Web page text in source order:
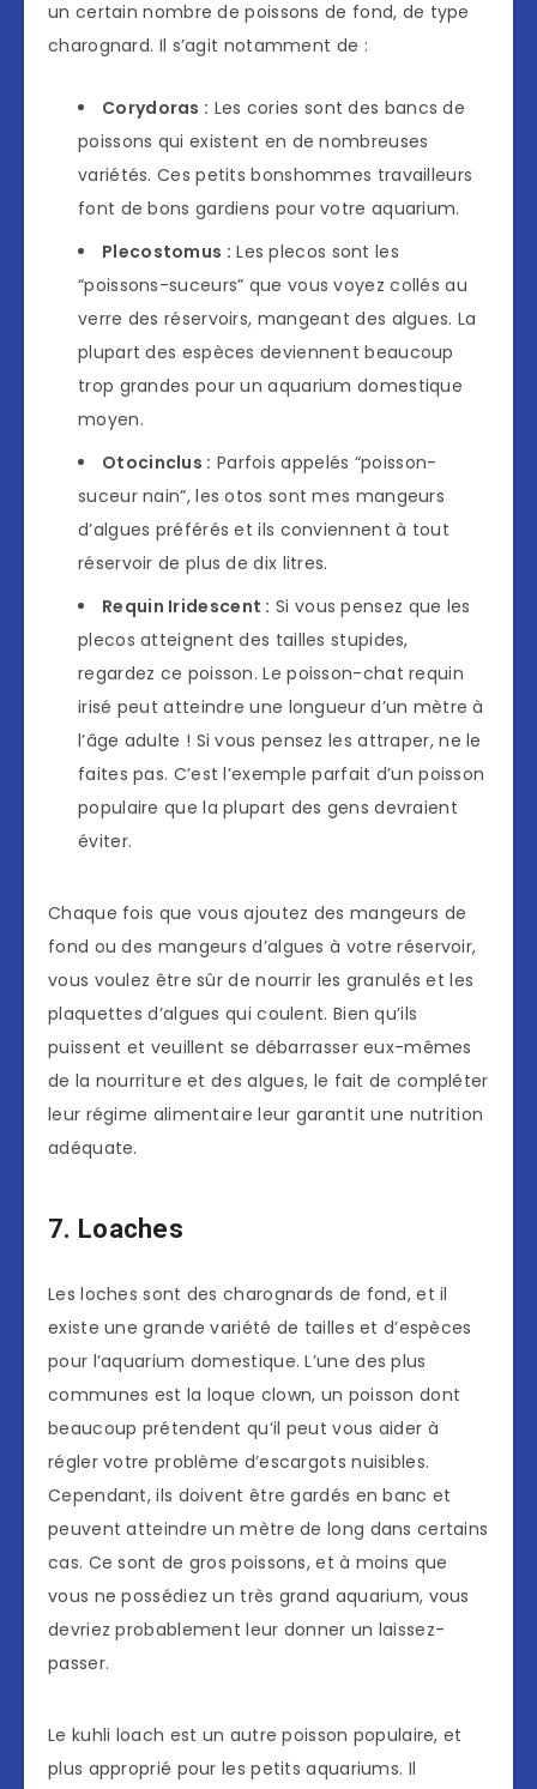
un certain nombre de poissons de fond, de type
charognard. Il s’agit notamment de :
Corydoras : Les cories sont des bancs de
poissons qui existent en de nombreuses
variétés. Ces petits bonshommes travailleurs
font de bons gardiens pour votre aquarium.
Plecostomus : Les plecos sont les
“poissons-suceurs” que vous voyez collés au
verre des réservoirs, mangeant des algues. La
plupart des espèces deviennent beaucoup
trop grandes pour un aquarium domestique
moyen.
Otocinclus : Parfois appelés “poisson-
suceur nain”, les otos sont mes mangeurs
d’algues préférés et ils conviennent à tout
réservoir de plus de dix litres.
Requin Iridescent : Si vous pensez que les
plecos atteignent des tailles stupides,
regardez ce poisson. Le poisson-chat requin
irisé peut atteindre une longueur d’un mètre à
l’âge adulte ! Si vous pensez les attraper, ne le
faites pas. C’est l’exemple parfait d’un poisson
populaire que la plupart des gens devraient
éviter.
Chaque fois que vous ajoutez des mangeurs de
fond ou des mangeurs d’algues à votre réservoir,
vous voulez être sûr de nourrir les granulés et les
plaquettes d’algues qui coulent. Bien qu’ils
puissent et veuillent se débarrasser eux-mêmes
de la nourriture et des algues, le fait de compléter
leur régime alimentaire leur garantit une nutrition
adéquate.
7. Loaches
Les loches sont des charognards de fond, et il
existe une grande variété de tailles et d’espèces
pour l’aquarium domestique. L’une des plus
communes est la loque clown, un poisson dont
beaucoup prétendent qu’il peut vous aider à
régler votre problème d’escargots nuisibles.
Cependant, ils doivent être gardés en banc et
peuvent atteindre un mètre de long dans certains
cas. Ce sont de gros poissons, et à moins que
vous ne possédiez un très grand aquarium, vous
devriez probablement leur donner un laissez-
passer.
Le kuhli loach est un autre poisson populaire, et
plus approprié pour les petits aquariums. Il